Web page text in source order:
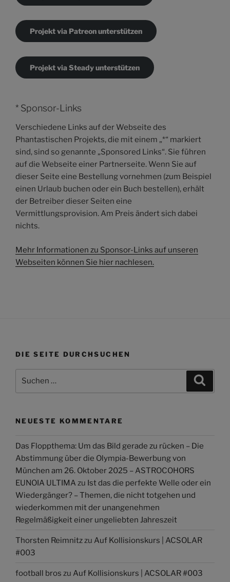
Projekt via Patreon unterstützen
Projekt via Steady unterstützen
* Sponsor-Links
Verschiedene Links auf der Webseite des
Phantastischen Projekts, die mit einem „*“ markiert
sind, sind so genannte „Sponsored Links“. Sie führen
auf die Webseite einer Partnerseite. Wenn Sie auf
dieser Seite eine Bestellung vornehmen (zum Beispiel
einen Urlaub buchen oder ein Buch bestellen), erhält
der Betreiber dieser Seiten eine
Vermittlungsprovision. Am Preis ändert sich dabei
nichts.
Mehr Informationen zu Sponsor-Links auf unseren
Webseiten können Sie hier nachlesen.
DIE SEITE DURCHSUCHEN
NEUESTE KOMMENTARE
Das Floppthema: Um das Bild gerade zu rücken – Die
Abstimmung über die Olympia-Bewerbung von
München am 26. Oktober 2025 – ASTROCOHORS
EUNOIA ULTIMA zu Ist das die perfekte Welle oder ein
Wiedergänger? – Themen, die nicht totgehen und
wiederkommen mit der unangenehmen
Regelmäßigkeit einer ungeliebten Jahreszeit
Thorsten Reimnitz zu Auf Kollisionskurs | ACSOLAR
#003
football bros zu Auf Kollisionskurs | ACSOLAR #003